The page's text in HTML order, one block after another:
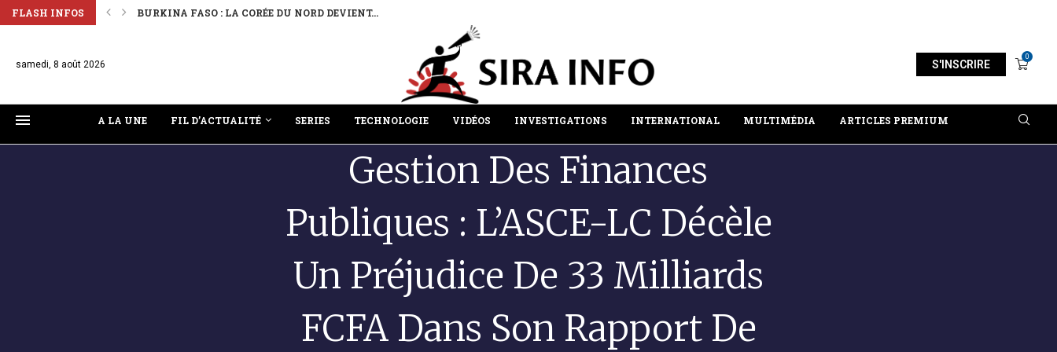
FLASH INFOS BURKINA FASO : LES FONDS TRANSFÉRÉS PAR LA...
samedi, 8 août 2026 S'INSCRIRE
0
A LA UNE FIL D’ACTUALITÉ SERIES TECHNOLOGIE VIDÉOS INVESTIGATIONS INTERNATIONAL MULTIMÉDIA ARTICLES PREMIUM
Gestion Des Finances
Publiques : L’ASCE-LC Décèle
Un Préjudice De 33 Milliards
FCFA Dans Son Rapport De